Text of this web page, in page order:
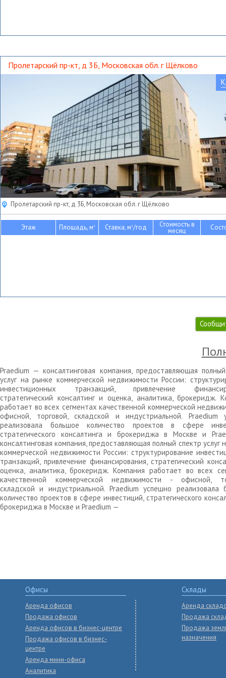
Пролетарский пр-кт, д 3Б, Московская обл. г Щёлково
Пролетарский пр-кт, д 3Б, Московская обл. г Щёлково
Этаж Площадь, м2 Ставка, м2/год Стоимость в
месяц
Praedium — консалтинговая компания, предоставляющая
услуг на рынке коммерческой недвижимости России:
инвестиционных транзакций, привлечение
стратегический консалтинг и оценка, аналитика, брокеридж.
работает во всех сегментах качественной коммерческой
офисной, торговой, складской и индустриальной. Praedium
реализовала большое количество проектов в сфере
стратегического консалтинга и брокериджа в Москве и
консалтинговая компания, предоставляющая полный спектр услуг
коммерческой недвижимости России: структурирование
транзакций, привлечение финансирования, стратегический
оценка, аналитика, брокеридж. Компания работает во всех
качественной коммерческой недвижимости - офисной,
складской и индустриальной. Praedium успешно реализовала
количество проектов в сфере инвестиций, стратегического
брокериджа в Москве и Praedium —
Офисы
Аренда офисов
Продажа офисов
Аренда офисов в бизнес-центре
Продажа офисов в бизнес-
центре
Аренда мини-офиса
Аналитика
Склады
Аренда
Продажа
Продажа
назначения